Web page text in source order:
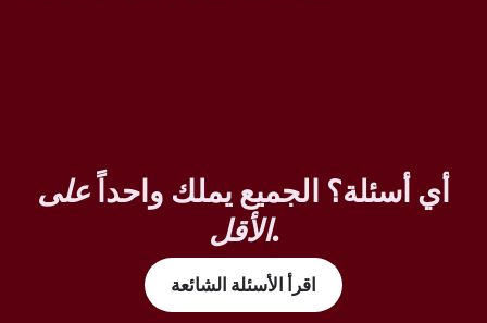
أي أسئلة؟ الجميع يملك واحداً على
الأقل.
اقرأ الأسئلة الشائعة